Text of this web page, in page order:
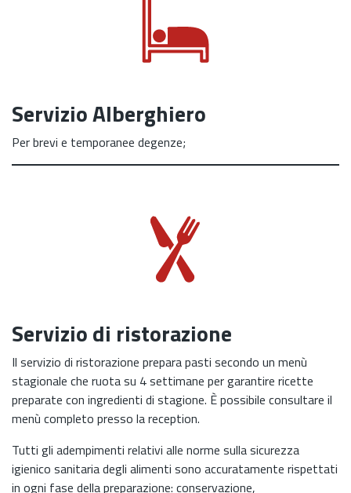
Servizio Alberghiero
Per brevi e temporanee degenze;
Servizio di ristorazione
Il servizio di ristorazione prepara pasti secondo un menù
stagionale che ruota su 4 settimane per garantire ricette
preparate con ingredienti di stagione. È possibile consultare il
menù completo presso la reception.
Tutti gli adempimenti relativi alle norme sulla sicurezza
igienico sanitaria degli alimenti sono accuratamente rispettati
in ogni fase della preparazione: conservazione,